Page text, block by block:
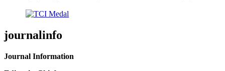
journalinfo
Journal Information